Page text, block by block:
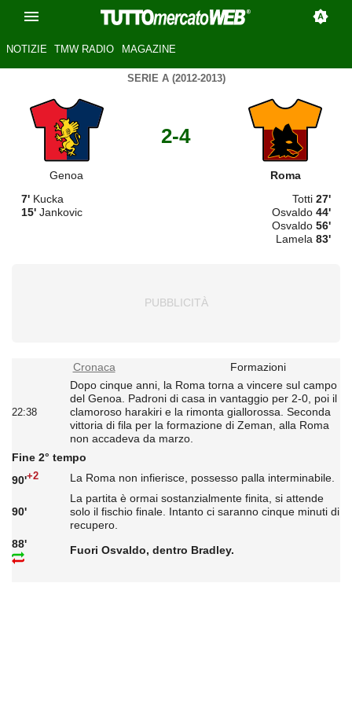
NOTIZIE TMW RADIO MAGAZINE
SERIE A (2012-2013)
Genoa
2-4
Roma
7' Kucka
15' Jankovic
Totti 27'
Osvaldo 44'
Osvaldo 56'
Lamela 83'
Cronaca Formazioni
22:38
Dopo cinque anni, la Roma torna a vincere sul campo
del Genoa. Padroni di casa in vantaggio per 2-0, poi il
clamoroso harakiri e la rimonta giallorossa. Seconda
vittoria di fila per la formazione di Zeman, alla Roma
non accadeva da marzo.
Fine 2° tempo
90'+2 La Roma non infierisce, possesso palla interminabile.
90'
La partita è ormai sostanzialmente finita, si attende
solo il fischio finale. Intanto ci saranno cinque minuti di
recupero.
88'
Fuori Osvaldo, dentro Bradley.